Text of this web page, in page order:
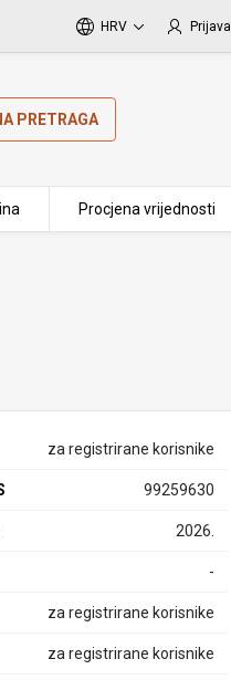
HRV Prijava
PRETRAGA
Procjena vrijednosti
za registrirane korisnike
99259630
2026.
-
za registrirane korisnike
za registrirane korisnike